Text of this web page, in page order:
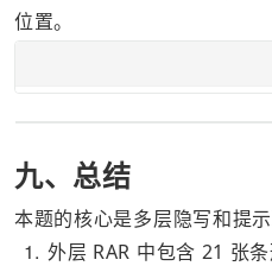
位置。
九、总结
本题的核心是多层隐写和提示
1
外层 RAR 中包含 21 张